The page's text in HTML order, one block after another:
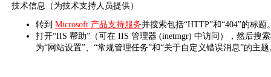
技术信息（为技术支持人员提供）
转到 Microsoft 产品支持服务并搜索包括“HTTP”和“404”的标题
打开“IIS 帮助”（可在 IIS 管理器 (inetmgr) 中访问），然后搜
为“网站设置”、“常规管理任务”和“关于自定义错误消息”的主题